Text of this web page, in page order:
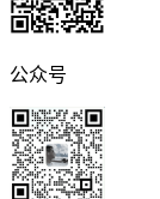
公众号